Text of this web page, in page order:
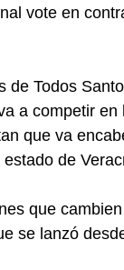
vote en
Todos
a competir
que va
de
que
se lanzó